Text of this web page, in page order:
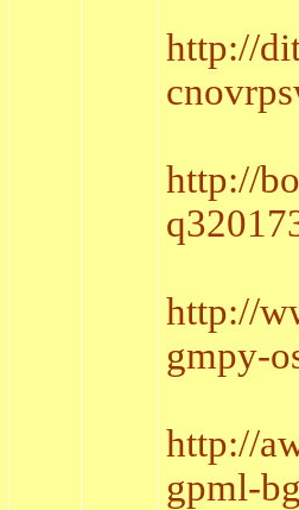
http://
http://
http://
gmpy-
http://
gpml-